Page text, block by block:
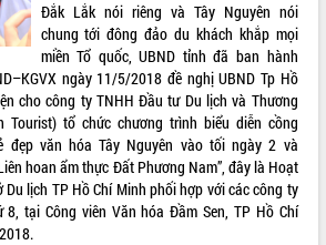
thực
công
đẩy mạnh
chính
chính
tại Hội
2025
Đắk Lắk nói riêng và Tây Nguyên nói
chung tới đông đảo du khách khắp mọi
miền Tổ quốc, UBND tỉnh đã ban hành
ngày 11/5/2018 đề nghị UBND Tp Hồ
cho công ty TNHH Đầu tư Du lịch và Thương
Tourist) tổ chức chương trình biểu diễn cồng
đẹp văn hóa Tây Nguyên vào tối ngày 2 và
hoan ẩm thực Đất Phương Nam”, đây là Hoạt
lịch TP Hồ Chí Minh phối hợp với các công ty
tại Công viên Văn hóa Đầm Sen, TP Hồ Chí